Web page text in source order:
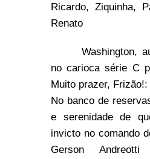
Ricardo, Ziquinha,
Renato
Washington,
no carioca série C
Muito prazer, Frizão!:
No banco de
e serenidade de
invicto no comando
Gerson